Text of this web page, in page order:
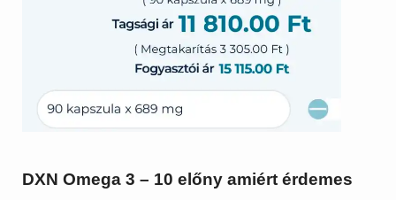
DXN Omega 3 – 10 előny amiért érdemes